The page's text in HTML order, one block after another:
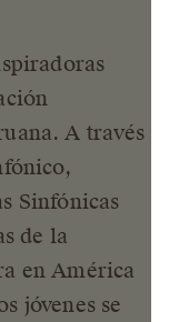
A través
Sinfónicas
de la
en América
jóvenes se